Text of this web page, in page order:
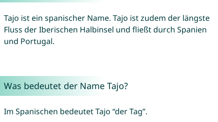
Tajo ist ein spanischer Name. Tajo ist zudem der längste
Fluss der Iberischen Halbinsel und fließt durch Spanien
und Portugal.
Was bedeutet der Name Tajo?
Im Spanischen bedeutet Tajo “der Tag”.